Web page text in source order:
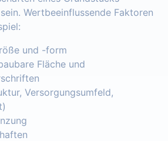
Wertbeeinflussende Faktoren
und -form
Fläche und
Versorgungsumfeld,